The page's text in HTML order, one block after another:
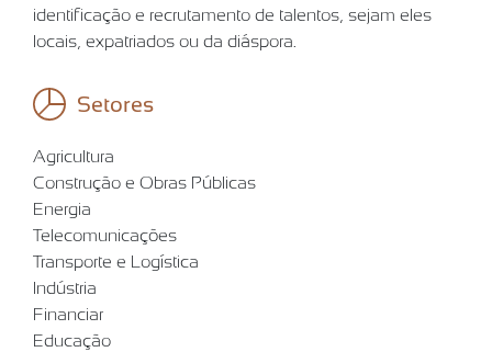
identificação e recrutamento de talentos, sejam eles
locais, expatriados ou da diáspora.
Setores
Agricultura
Construção e Obras Públicas
Energia
Telecomunicações
Transporte e Logística
Indústria
Financiar
Educação